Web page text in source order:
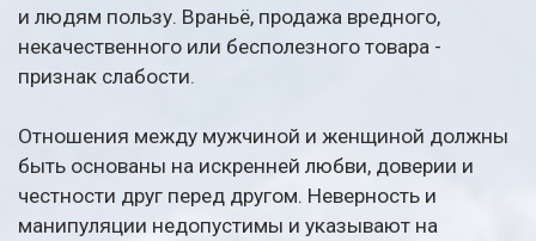
и людям пользу. Враньё, продажа вредного,
некачественного или бесполезного товара -
признак слабости.
Отношения между мужчиной и женщиной должны
быть основаны на искренней любви, доверии и
честности друг перед другом. Неверность и
манипуляции недопустимы и указывают на